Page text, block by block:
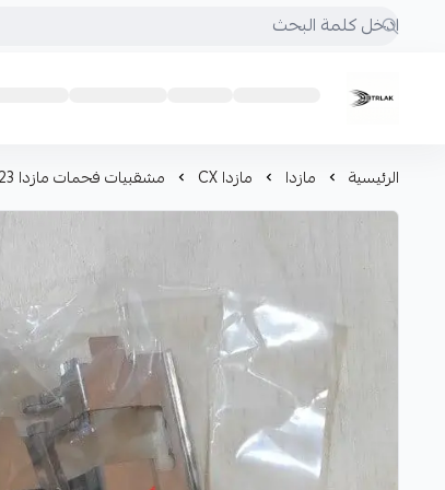
Motrlak
الرئيسية مازدا مازدا CX مشقبيات فحمات مازدا CX9 2017-2023